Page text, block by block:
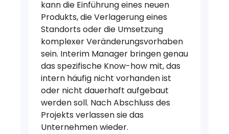
kann die Einführung eines neuen
Produkts, die Verlagerung eines
Standorts oder die Umsetzung
komplexer Veränderungsvorhaben
sein. Interim Manager bringen genau
das spezifische Know-how mit, das
intern häufig nicht vorhanden ist
oder nicht dauerhaft aufgebaut
werden soll. Nach Abschluss des
Projekts verlassen sie das
Unternehmen wieder.